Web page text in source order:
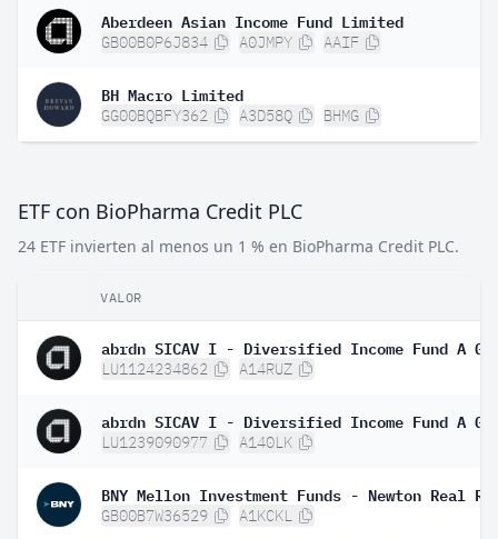
Aberdeen Asian Income Fund Limited
GB00B0P6J834 A0JMPY AAIF
BH Macro Limited
GG00BQBFY362 A3D58Q BHMG
ETF con BioPharma Credit PLC
24 ETF invierten al menos un 1 % en BioPharma Credit PLC.
VALOR
LU1124234862 A14RUZ
LU1239090977 A140LK
GB00B7W36529 A1KCKL